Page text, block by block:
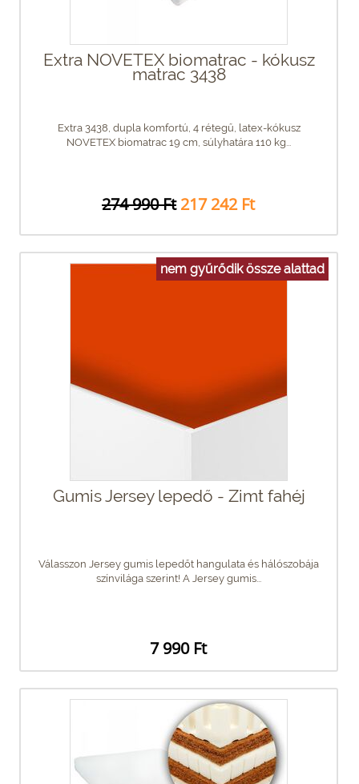
Extra NOVETEX biomatrac - kókusz
matrac 3438
Extra 3438, dupla komfortú, 4 rétegű, latex-kókusz
NOVETEX biomatrac 19 cm, súlyhatára 110 kg...
274 990 Ft 217 242 Ft
nem gyűrődik össze alattad
Gumis Jersey lepedő - Zimt fahéj
Válasszon Jersey gumis lepedőt hangulata és hálószobája
színvilága szerint! A Jersey gumis...
7 990 Ft